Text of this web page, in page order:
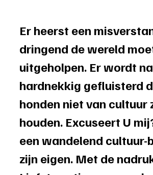
Er heerst een
dringend de wereld
uitgeholpen. Er wordt
hardnekkig gefluisterd
honden niet van cultuur
houden. Excuseert U
een wandelend cultuur-
zijn eigen. Met de